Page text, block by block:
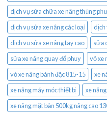
dịch vụ sửa chữa xe nâng thùng
dịch vụ sửa xe nâng các loại
dịch
dịch vụ sửa xe nâng tay cao
sửa
sửa xe nâng quay đổ phuy
vỏ xe
vỏ xe nâng bánh đặc 815-15
xe
xe nâng máy móc thiết bị
xe
xe nâng mặt bàn 500kg nâng cao